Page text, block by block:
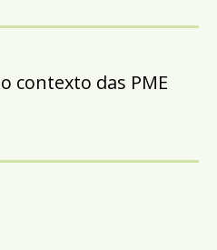
contexto das PME